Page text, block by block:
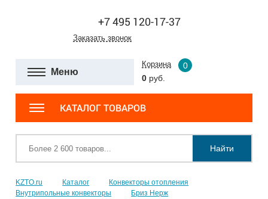
+7 495 120-17-37
Заказать звонок
Меню
Корзина
0
0 руб.
КАТАЛОГ ТОВАРОВ
Найти
KZTO.ru Каталог
Конвекторы отопления
Внутрипольные конвекторы
Бриз Нерж